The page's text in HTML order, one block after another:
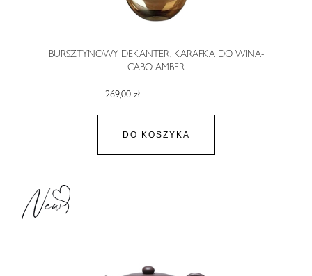
BURSZTYNOWY DEKANTER, KARAFKA DO WINA-
CABO AMBER
269,00 zł
DO KOSZYKA